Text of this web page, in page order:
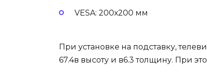
VESA: 200х200 мм
При установке на подставку,
67.4в высоту и в6.3 толщину. При